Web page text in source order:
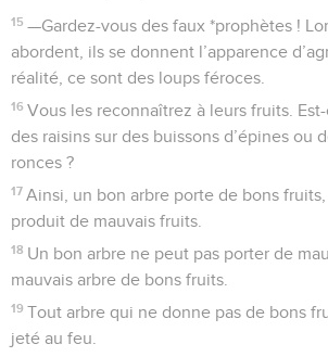
15 —Gardez-vous des faux *prophètes !
abordent, ils se donnent l’apparence
réalité, ce sont des loups féroces.
16 Vous les reconnaîtrez à leurs fruits.
des raisins sur des buissons d’épines ou
ronces ?
17 Ainsi, un bon arbre porte de bons
produit de mauvais fruits.
18 Un bon arbre ne peut pas porter de
mauvais arbre de bons fruits.
19 Tout arbre qui ne donne pas de bons
jeté au feu.